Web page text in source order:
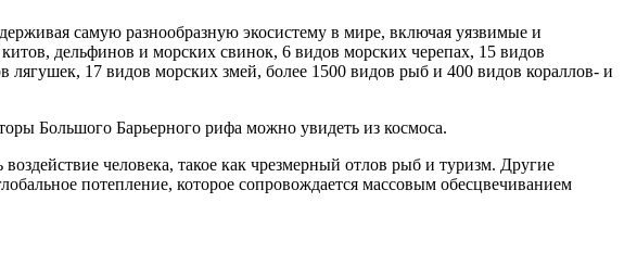
самую разнообразную экосистему в мире, включая уязвимые и
дельфинов и морских свинок, 6 видов морских черепах, 15 видов
17 видов морских змей, более 1500 видов рыб и 400 видов кораллов- и
Большого Барьерного рифа можно увидеть из космоса.
человека, такое как чрезмерный отлов рыб и туризм. Другие
потепление, которое сопровождается массовым обесцвечиванием